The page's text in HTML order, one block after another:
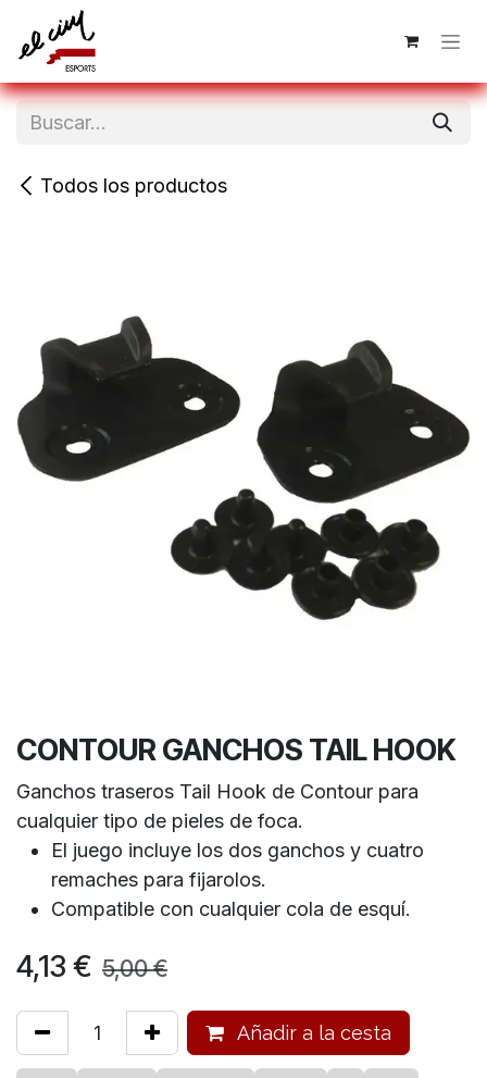
Ir al contenido
Todos los productos
CONTOUR GANCHOS TAIL HOOK
Ganchos traseros Tail Hook de Contour para
cualquier tipo de pieles de foca.
El juego incluye los dos ganchos y cuatro
remaches para fijarolos.
Compatible con cualquier cola de esquí.
4,13 € 5,00€
Añadir a la cesta